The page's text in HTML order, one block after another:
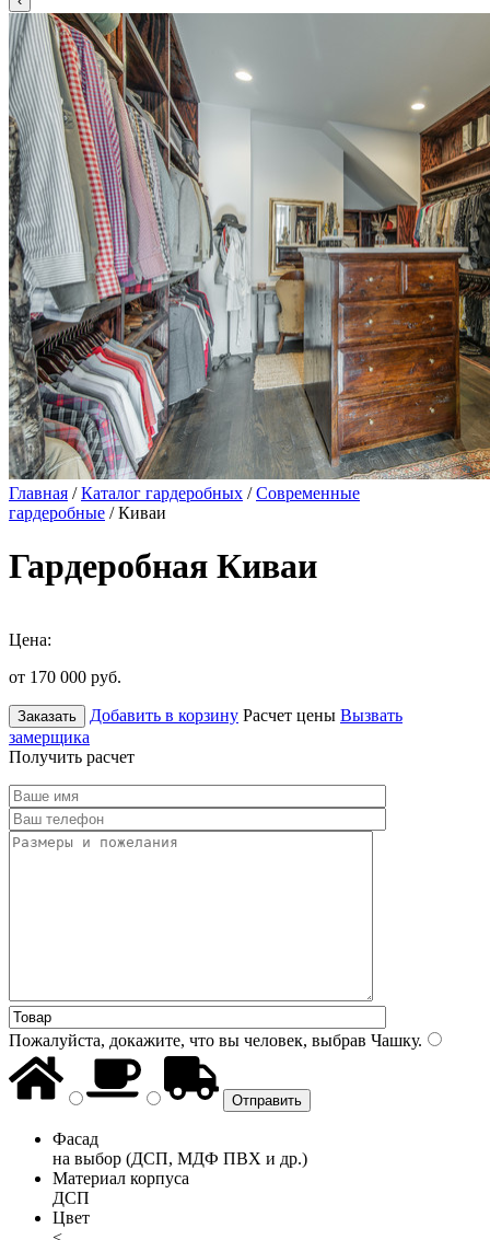
Главная /Каталог гардеробных /Современные
гардеробные / Киваи
Гардеробная Киваи
Цена:
от 170 000 руб.
Заказать Добавить в корзину Расчет цены Вызвать
замерщика
Получить расчет
Пожалуйста, докажите, что вы человек, выбрав Чашку.
Фасад
на выбор (ДСП, МДФ ПВХ и др.)
Материал корпуса
ДСП
Цвет